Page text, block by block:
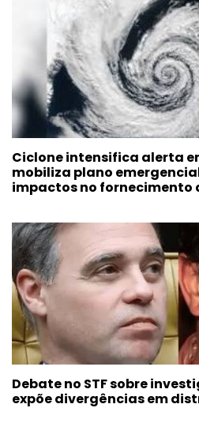
Ciclone intensifica alerta
mobiliza plano
impactos no fornecimento
Debate no STF sobre
expõe divergências em